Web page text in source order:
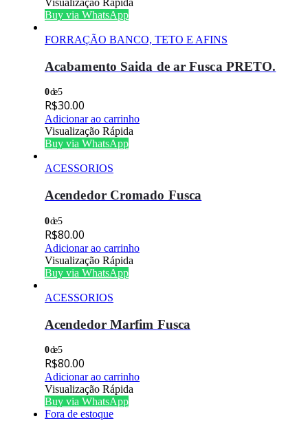
Visualização Rápida
Buy via WhatsApp
FORRAÇÃO BANCO, TETO E AFINS
Acabamento Saida de ar Fusca PRETO.
0de 5
R$30.00
Adicionar ao carrinho
Visualização Rápida
Buy via WhatsApp
ACESSORIOS
Acendedor Cromado Fusca
0de 5
R$80.00
Adicionar ao carrinho
Visualização Rápida
Buy via WhatsApp
ACESSORIOS
Acendedor Marfim Fusca
0de 5
R$80.00
Adicionar ao carrinho
Visualização Rápida
Buy via WhatsApp
Fora de estoque